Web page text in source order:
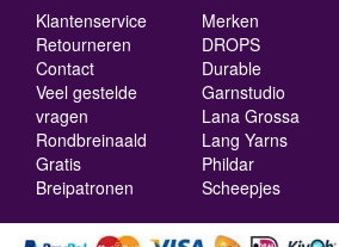
Klantenservice
Retourneren
Contact
Veel gestelde
vragen
Rondbreinaald
Gratis
Breipatronen
Merken
DROPS
Durable
Garnstudio
Lana Grossa
Lang Yarns
Phildar
Scheepjes